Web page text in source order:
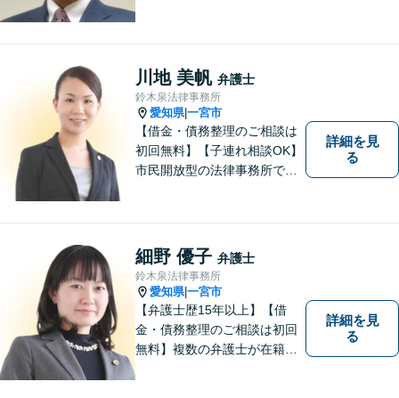
売買等）・親族関係を巡るト
ラブル（相続、遺言等）・犯
罪被害者対応を主に取り扱っ
ております
川地 美帆 弁護士
鈴木泉法律事務所
愛知県|一宮市
【借金・債務整理のご相談は
初回無料】【子連れ相談OK】
市民開放型の法律事務所で
方も、まずはお気軽にご相談
ください。
詳細を見
る
細野 優子 弁護士
鈴木泉法律事務所
愛知県|一宮市
【弁護士歴15年以上】【借
金・債務整理のご相談は初回
無料】複数の弁護士が在籍し
詳細を見
る